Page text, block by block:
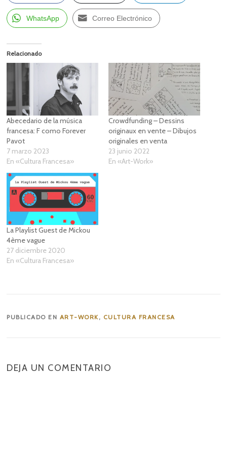
WhatsApp Correo Electrónico
Relacionado
Abecedario de la música
francesa: F como Forever
Pavot
7 marzo 2023
En «Cultura Francesa»
Crowdfunding – Dessins
originaux en vente – Dibujos
originales en venta
23 junio 2022
En «Art-Work»
La Playlist Guest de Mickou
4ème vague
27 diciembre 2020
En «Cultura Francesa»
PUBLICADO EN ART-WORK , CULTURA FRANCESA
DEJA UN COMENTARIO